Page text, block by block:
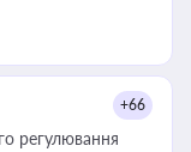
+66
регулювання